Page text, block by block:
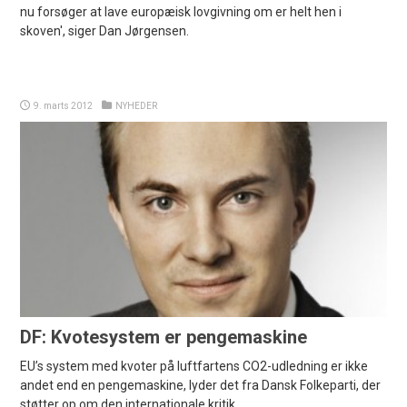
nu forsøger at lave europæisk lovgivning om er helt hen i
skoven', siger Dan Jørgensen.
9. marts 2012 NYHEDER
DF: Kvotesystem er pengemaskine
EU’s system med kvoter på luftfartens CO2-udledning er ikke
andet end en pengemaskine, lyder det fra Dansk Folkeparti, der